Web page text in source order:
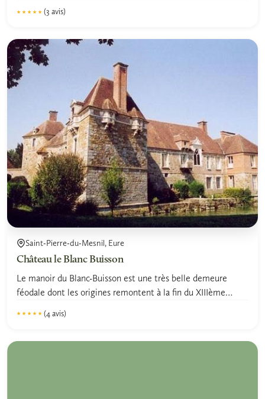
★★★★★
★★★★★ (3 avis)
Saint-Pierre-du-Mesnil, Eure
Château le Blanc Buisson
Le manoir du Blanc-Buisson est une très belle demeure
féodale dont les origines remontent à la fin du XIIIème
★★★★★
★★★★★ (4 avis)